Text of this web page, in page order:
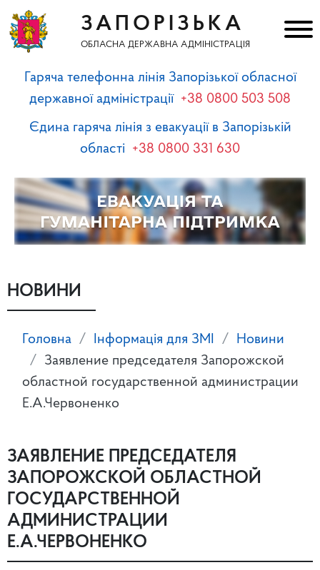
ЗАПОРІЗЬКА
ОБЛАСНА ДЕРЖАВНА АДМІНІСТРАЦІЯ
Гаряча телефонна лінія Запорізької обласної
державної адміністрації +38 0800 503 508
Єдина гаряча лінія з евакуації в Запорізькій
області +38 0800 331 630
НОВИНИ
Головна Інформація для ЗМІ
Новини
Заявление председателя Запорожской
областной государственной администрации
Е.А.Червоненко
ЗАЯВЛЕНИЕ ПРЕДСЕДАТЕЛЯ
ЗАПОРОЖСКОЙ ОБЛАСТНОЙ
ГОСУДАРСТВЕННОЙ
АДМИНИСТРАЦИИ
Е.А.ЧЕРВОНЕНКО